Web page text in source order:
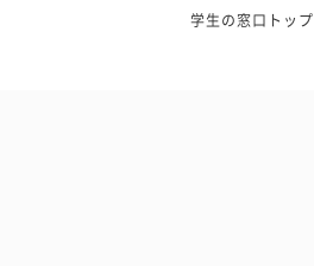
学生の窓口トップ